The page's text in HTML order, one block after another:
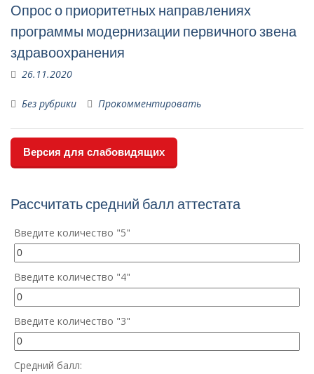
Опрос о приоритетных направлениях
программы модернизации первичного звена
здравоохранения
26.11.2020
Без рубрики Прокомментировать
Версия для слабовидящих
Рассчитать средний балл аттестата
Введите количество "5"
Введите количество "4"
Введите количество "3"
Средний балл: